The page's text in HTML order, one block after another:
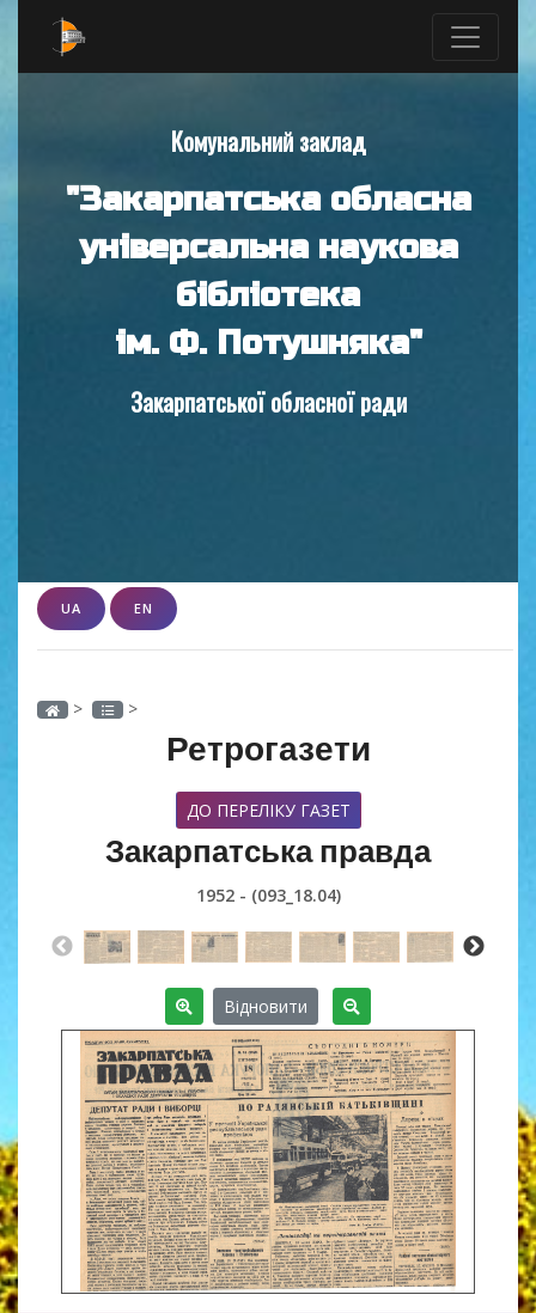
Комунальний заклад
"Закарпатська обласна
універсальна наукова
бібліотека
ім. Ф. Потушняка"
Закарпатської обласної ради
UA EN
> >
Ретрогазети
ДО ПЕРЕЛІКУ ГАЗЕТ
Закарпатська правда
1952 - (093_18.04)
Відновити